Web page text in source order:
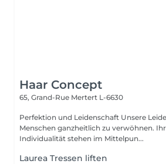
Haar Concept
65, Grand-Rue Mertert L-6630
Perfektion und Leidenschaft Unsere Leidenschaft ist es
Menschen ganzheitlich zu verwöhnen.
Individualität stehen im Mittelpun...
Laurea Tressen liften